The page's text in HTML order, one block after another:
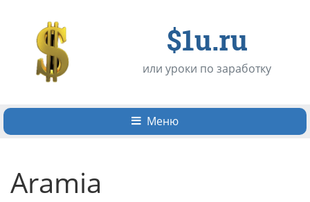
$1u.ru
или уроки по заработку
Меню
Aramia